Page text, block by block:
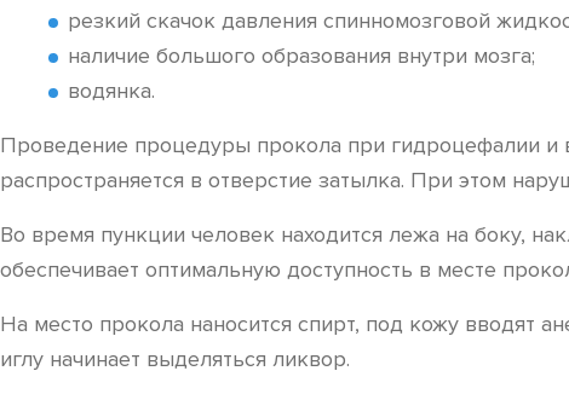
резкий скачок давления спинномозговой
наличие большого образования внутри мозга;
водянка.
Проведение процедуры прокола при гидроцефалии и
распространяется в отверстие затылка. При этом
Во время пункции человек находится лежа на боку,
обеспечивает оптимальную доступность в месте
На место прокола наносится спирт, под кожу вводят
иглу начинает выделяться ликвор.